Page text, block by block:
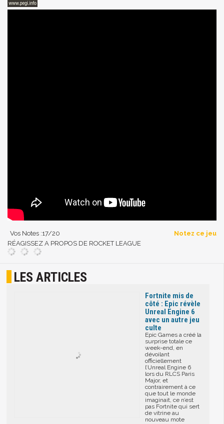
Vos Notes :17/20
Notez ce jeu
RÉAGISSEZ A PROPOS DE ROCKET LEAGUE
LES ARTICLES
Fortnite mis de
côté : Epic révèle
Unreal Engine 6
avec un autre jeu
culte
Epic Games a créé la
surprise totale ce
week-end, en
dévoilant
officiellement
l’Unreal Engine 6
lors du RLCS Paris
Major, et
contrairement à ce
que tout le monde
imaginait, ce n’est
pas Fortnite qui sert
de vitrine au
nouveau mote